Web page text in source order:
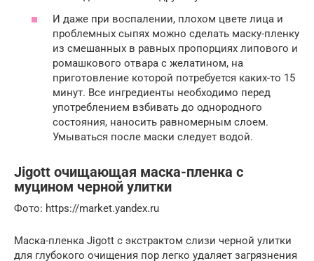
И даже при воспалении, плохом цвете лица и
проблемных сыпях можно сделать маску-пленку
из смешанных в равных пропорциях липового и
ромашкового отвара с желатином, на
приготовление которой потребуется каких-то 15
минут. Все ингредиенты необходимо перед
употреблением взбивать до однородного
состояния, наносить равномерным слоем.
Умываться после маски следует водой.
Jigott очищающая маска-пленка с
муцином черной улитки
Фото: https://market.yandex.ru
Маска-пленка Jigott с экстрактом слизи черной улитки
для глубокого очищения пор легко удаляет загрязнения